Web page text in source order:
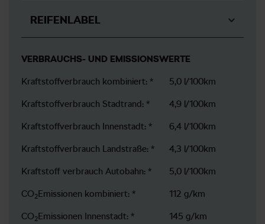
REIFENLABEL
VERBRAUCHS- UND EMISSIONSWERTE
Kraftstoffverbrauch kombiniert: * 5,0 l/100km
Kraftstoffverbrauch Stadtrand: * 4,9 l/100km
Kraftstoffverbrauch Innenstadt: * 6,4 l/100km
Kraftstoffverbrauch Landstraße: * 4,3 l/100km
Kraftstoff verbrauch Autobahn: * 5,0 l/100km
CO2Emissionen kombiniert: * 112 g/km
CO2Emissionen Innenstadt: * 145 g/km